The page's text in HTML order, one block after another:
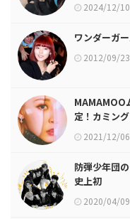
2024/12/10
ワンダーガ
2012/09/23
MAMAMOO
定！カミン
2021/12/06
防弾少年団
史上初
2020/04/09